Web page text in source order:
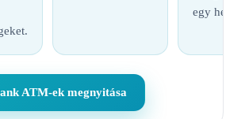
egy
ATM-ek megnyitása